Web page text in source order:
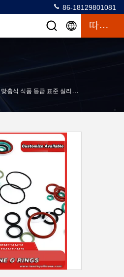
86-18129801081
따옴표
맞춤식 식품 등급 표준 실리콘 고무 O 링 / NBR EPDM FKM O 링